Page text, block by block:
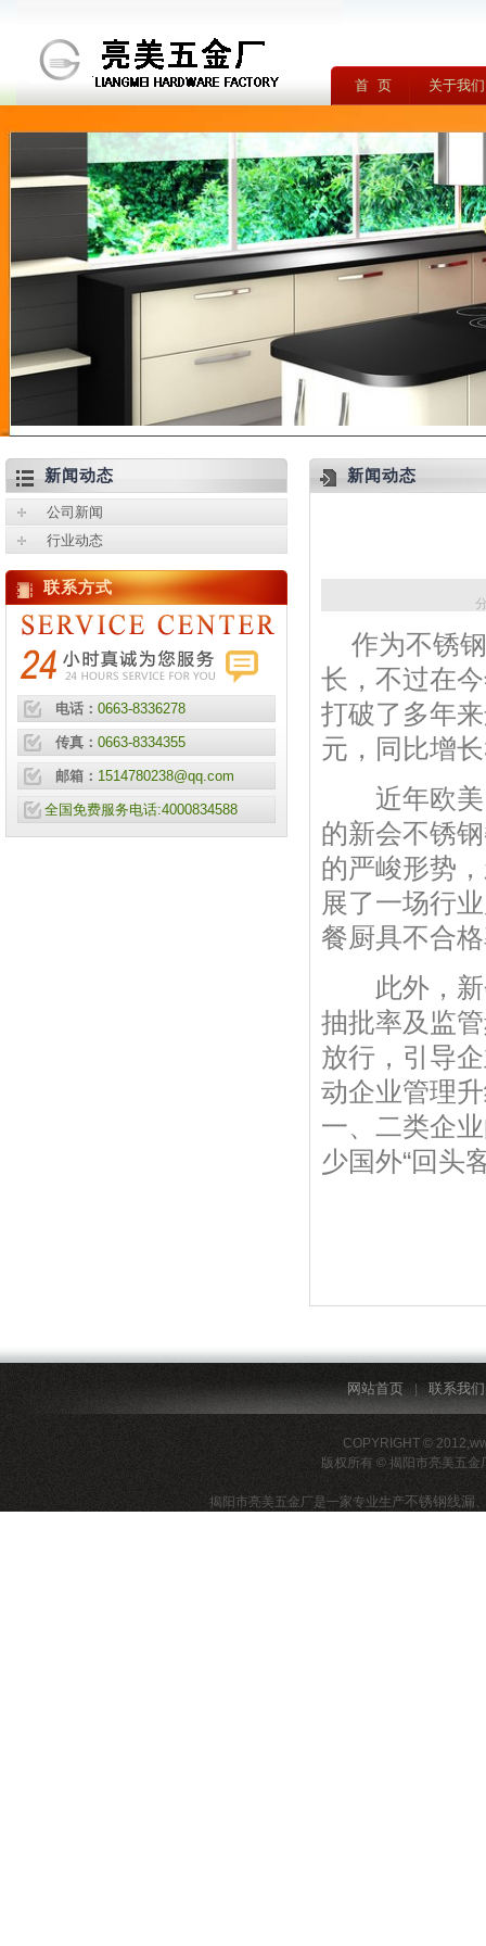
首 页 关于我们
新闻动态
作为不锈钢
长，不过在
打破了多年
元，同比增
近年欧美
的新会不锈
的严峻形势
展了一场行
餐厨具不合
此外，新
抽批率及监
放行，引导
动企业管理
一、二类企
少国外“回头
新闻动态
公司新闻
行业动态
联系方式
电话： 0663-8336278
传真： 0663-8334355
邮箱： 1514780238@qq.com
全国免费服务电话:4000834588
网站首页 | 联系我们
COPYRIGHT ©
版权所有 © 揭阳市亮美五
揭阳市亮美五金厂是一家专业生产不锈钢线漏